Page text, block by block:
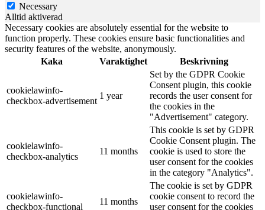
Necessary
Alltid aktiverad
Necessary cookies are absolutely essential for the website to
function properly. These cookies ensure basic functionalities and
security features of the website, anonymously.
Kaka
Varaktighet Beskrivning
cookielawinfo-
checkbox-advertisement
1 year
Set by the GDPR Cookie
Consent plugin, this cookie
records the user consent for
the cookies in the
"Advertisement" category.
cookielawinfo-
checkbox-analytics
11 months
This cookie is set by GDPR
Cookie Consent plugin. The
cookie is used to store the
user consent for the cookies
in the category "Analytics".
cookielawinfo-
checkbox-functional
11 months
The cookie is set by GDPR
cookie consent to record the
user consent for the cookies